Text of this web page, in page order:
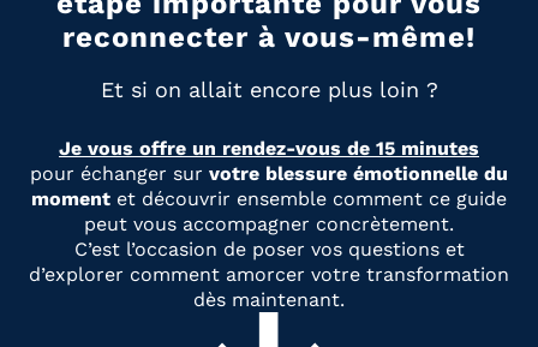
reconnecter à vous-même!
Et si on allait encore plus loin ?
Je vous offre un rendez-vous de 15 minutes
pour échanger sur votre blessure émotionnelle du
moment et découvrir ensemble comment ce guide
peut vous accompagner concrètement.
C’est l’occasion de poser vos questions et
d’explorer comment amorcer votre transformation
dès maintenant.